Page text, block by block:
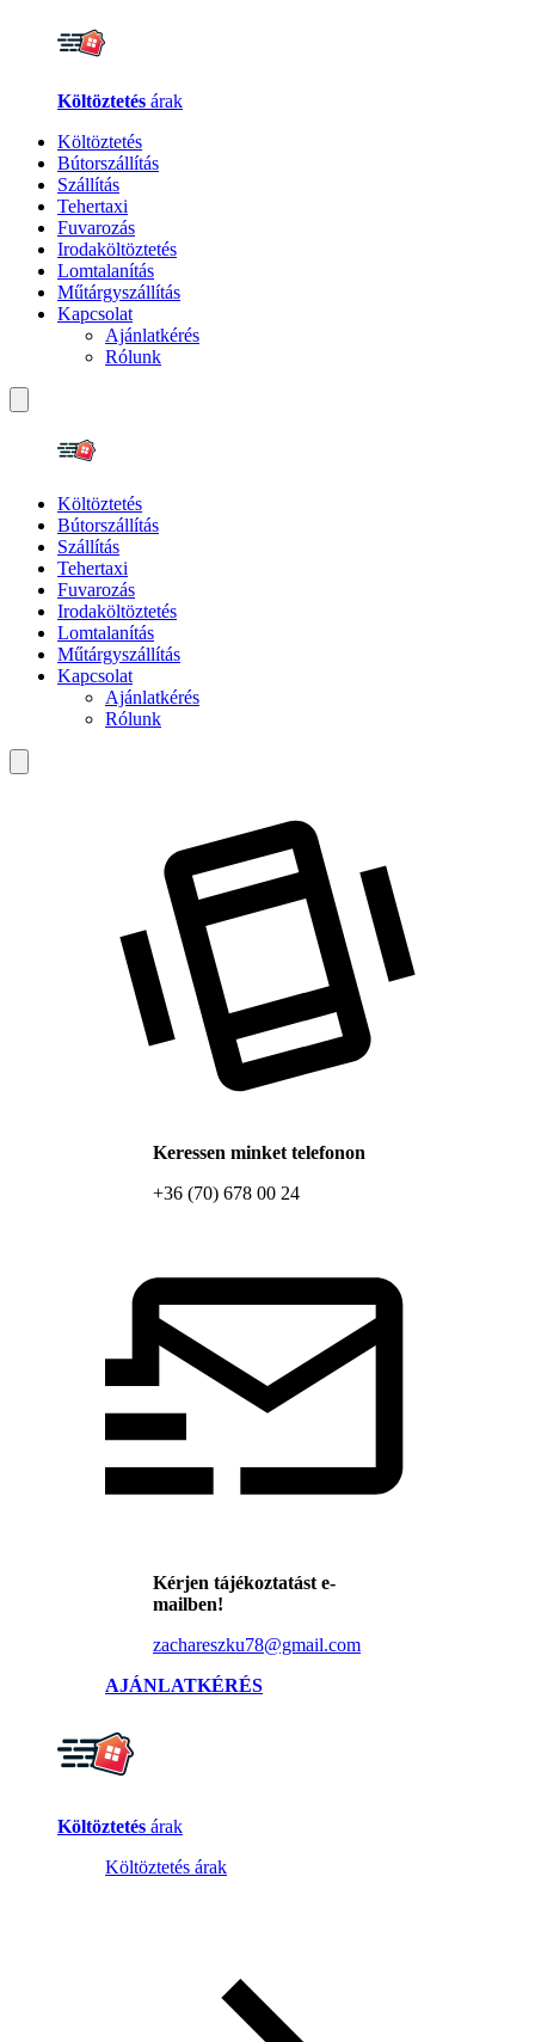
Költöztetés árak
Költöztetés
Bútorszállítás
Szállítás
Tehertaxi
Fuvarozás
Irodaköltöztetés
Lomtalanítás
Műtárgyszállítás
Kapcsolat
Ajánlatkérés
Rólunk
Költöztetés
Bútorszállítás
Szállítás
Tehertaxi
Fuvarozás
Irodaköltöztetés
Lomtalanítás
Műtárgyszállítás
Kapcsolat
Ajánlatkérés
Rólunk
Keressen minket telefonon
+36 (70) 678 00 24
Kérjen tájékoztatást e-
mailben!
zachareszku78@gmail.com
AJÁNLATKÉRÉS
Költöztetés árak
Költöztetés árak